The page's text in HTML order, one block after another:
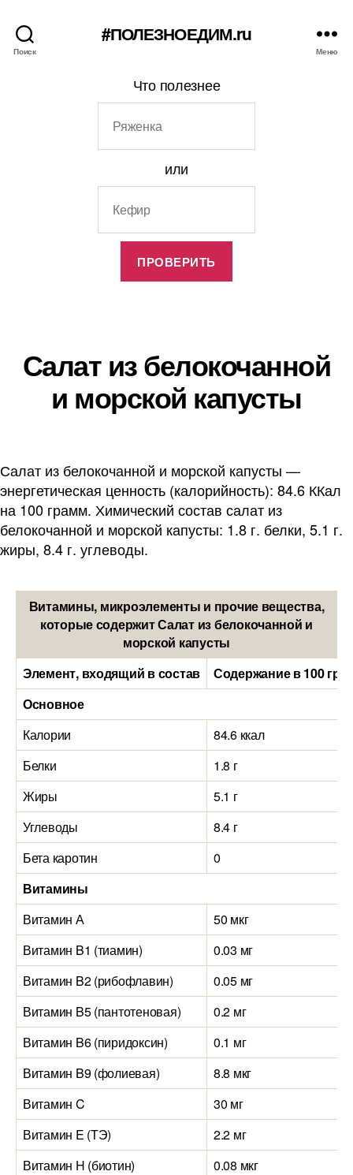
Поиск
#ПОЛЕЗНОЕДИМ.ru
Меню
Что полезнее
или
Салат из белокочанной
и морской капусты
Салат из белокочанной и морской капусты —
энергетическая ценность (калорийность): 84.6 ККал
на 100 грамм. Химический состав салат из
белокочанной и морской капусты: 1.8 г. белки, 5.1 г.
жиры, 8.4 г. углеводы.
Витамины, микроэлементы и прочие вещества,
которые содержит Салат из белокочанной и
морской капусты
Элемент, входящий в состав
Содержание в 100
Основное
Калории
84.6 ккал
Белки
1.8 г
Жиры
5.1 г
Углеводы
8.4 г
Бета каротин
0
Витамины
Витамин А
50 мкг
Витамин B1 (тиамин)
0.03 мг
Витамин B2 (рибофлавин)
0.05 мг
Витамин B5 (пантотеновая)
0.2 мг
Витамин B6 (пиридоксин)
0.1 мг
Витамин B9 (фолиевая)
8.8 мкг
Витамин C
30 мг
Витамин E (ТЭ)
2.2 мг
Витамин H (биотин)
0.08 мкг